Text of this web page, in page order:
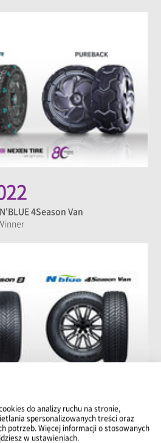
4Season Van
do analizy ruchu na stronie,
spersonalizowanych treści oraz
potrzeb. Więcej informacji o stosowanych
w ustawieniach.